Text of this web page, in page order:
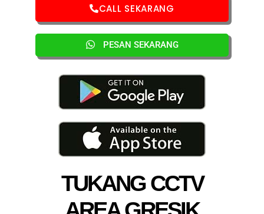
TUKANG CCTV
CALL SEKARANG
PESAN SEKARANG